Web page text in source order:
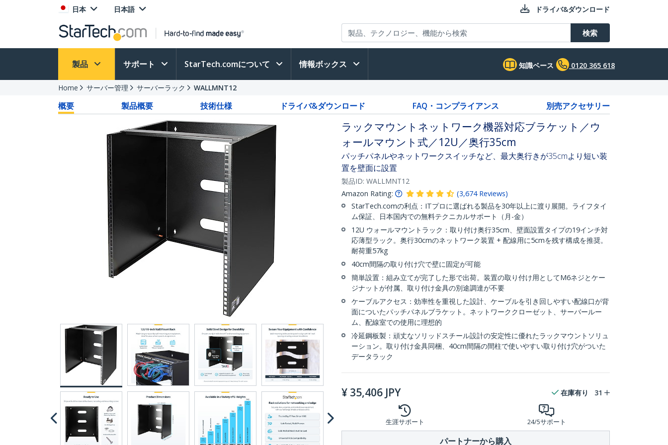
日本 日本語 ドライバ&ダウンロード
検索
製品 サポート StarTech.comについて 情報ボックス 知識ベース 0120 365 618
Home サーバー管理 サーバーラック WALLMNT12
概要 製品概要 技術仕様 ドライバ&ダウンロード FAQ・コンプライアンス 別売アクセサリー
ラックマウントネットワーク機器対応ブラケット／ウ
ォールマウント式／12U／奥行35cm
パッチパネルやネットワークスイッチなど、最大奥行きが35cmより短い装
置を壁面に設置
製品ID: WALLMNT12
Amazon Rating:
(3,674 Reviews)
StarTech.comの利点：ITプロに選ばれる製品を30年以上に渡り展開。ライフタイ
ム保証、日本国内での無料テクニカルサポート（月-金）
12U ウォールマウントラック：取り付け奥行35cm、壁面設置タイプの19インチ対
応薄型ラック。奥行30cmのネットワーク装置 + 配線用に5cmを残す構成を推奨。
耐荷重57kg
40cm間隔の取り付け穴で壁に固定が可能
簡単設置：組み立てが完了した形で出荷。装置の取り付け用としてM6ネジとケー
ジナットが付属、取り付け金具の別途調達が不要
ケーブルアクセス：効率性を重視した設計、ケーブルを引き回しやすい配線口が背
面についたパッチパネルブラケット。ネットワーククローゼット、サーバールー
ム、配線室での使用に理想的
冷延鋼板製：頑丈なソリッドスチール設計の安定性に優れたラックマウントソリュ
ーション。取り付け金具同梱、40cm間隔の間柱で使いやすい取り付け穴がついた
データラック
¥ 35,406 JPY 在庫有り 31
生涯サポート 24/5サポート
パートナーから購入